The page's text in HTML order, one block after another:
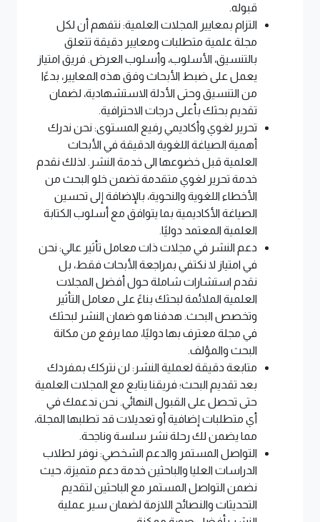
قبوله.
التزام بمعايير المجلات العلمية: نتفهم أن لكل
مجلة علمية متطلبات ومعايير دقيقة تتعلق
بالتنسيق، الأسلوب، وأسلوب العرض. فريق امتياز
يعمل على ضبط الأبحاث وفق هذه المعايير، بدءًا
من التنسيق وحتى الأدلة الاستشهادية، لضمان
تقديم بحثك بأعلى درجات الاحترافية.
تحرير لغوي وأكاديمي رفيع المستوى: نحن ندرك
أهمية الصياغة اللغوية الدقيقة في الأبحاث
العلمية قبل خضوعها الى خدمة النشر. لذلك نقدم
خدمة تحرير لغوي متقدمة تضمن خلو البحث من
الأخطاء اللغوية والنحوية، بالإضافة إلى تحسين
الصياغة الأكاديمية بما يتوافق مع أسلوب الكتابة
العلمية المعتمد دوليًا.
دعم النشر في مجلات ذات معامل تأثير عالي: نحن
في امتياز لا نكتفي بمراجعة الأبحاث فقط، بل
نقدم استشارات شاملة حول أفضل المجلات
العلمية الملائمة لبحثك بناءً على معامل التأثير
وتخصص البحث. هدفنا هو ضمان النشر لبحثك
في مجلة معترف بها دوليًا، مما يرفع من مكانة
البحث والمؤلف.
متابعة دقيقة لعملية النشر: لن نتركك بمفردك
بعد تقديم البحث؛ فريقنا يتابع مع المجلات العلمية
حتى تحصل على القبول النهائي. نحن ندعمك في
أي متطلبات إضافية أو تعديلات قد تطلبها المجلة،
مما يضمن لك رحلة نشر سلسة وناجحة.
التواصل المستمر والدعم الشخصي: نوفر لطلاب
الدراسات العليا والباحثين خدمة دعم متميزة، حيث
نضمن التواصل المستمر مع الباحثين لتقديم
التحديثات والنصائح اللازمة لضمان سير عملية